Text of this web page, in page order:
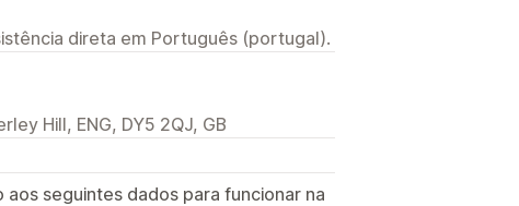
direta em Português (portugal).
Hill, ENG, DY5 2QJ, GB
seguintes dados para funcionar na